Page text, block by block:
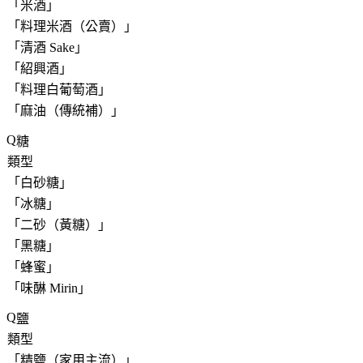
「 米酒 」
「 料理米酒（公賣）
」
「 清酒 Sake 」
「 紹興酒 」
「 料理白葡萄酒 」
「 麻油（傳統補） 」
糖
類型
「 白砂糖 」
「 冰糖 」
「 二砂（黃糖）
」
「 黑糖 」
「 蜂蜜 」
「 味醂 Mirin 」
鹽
類型